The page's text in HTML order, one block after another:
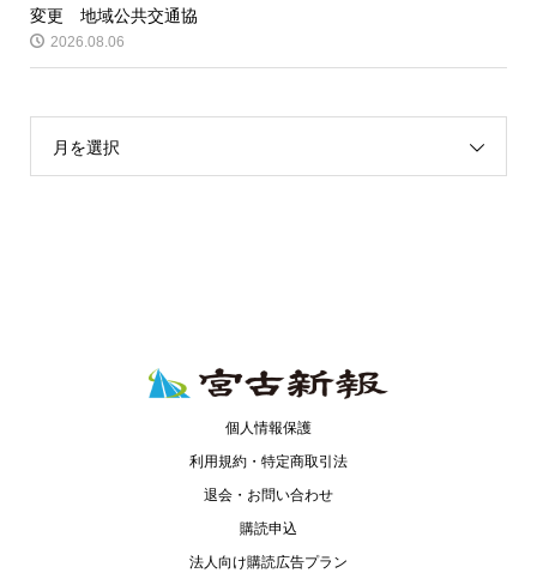
変更 地域公共交通協
2026.08.06
月を選択
個人情報保護
利用規約・特定商取引法
退会・お問い合わせ
購読申込
法人向け購読広告プラン